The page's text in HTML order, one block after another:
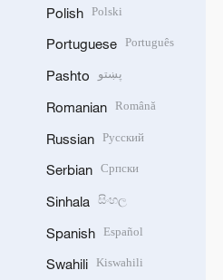
Polish Polski
Portuguese Português
Pashto پښتو
Romanian Română
Russian Русский
Serbian Српски
Sinhala සිංහල
Spanish Español
Swahili Kiswahili